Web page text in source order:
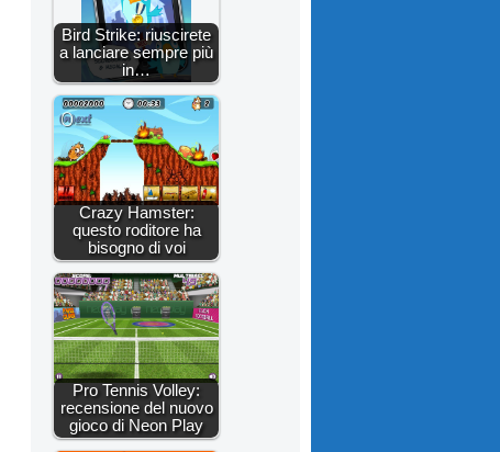
Bird Strike: riuscirete
a lanciare sempre più
in…
Crazy Hamster:
questo roditore ha
bisogno di voi
Pro Tennis Volley:
recensione del nuovo
gioco di Neon Play